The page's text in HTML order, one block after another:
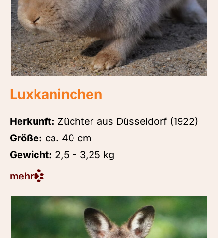
Luxkaninchen
Herkunft: Züchter aus Düsseldorf (1922)
Größe: ca. 40 cm
Gewicht: 2,5 - 3,25 kg
mehr